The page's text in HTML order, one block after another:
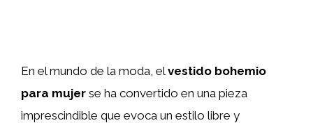
En el mundo de la moda, elvestido bohemio
para mujer se ha convertido en una pieza
imprescindible que evoca un estilo libre y